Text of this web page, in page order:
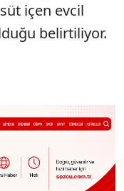
içen evcil
belirtiliyor.